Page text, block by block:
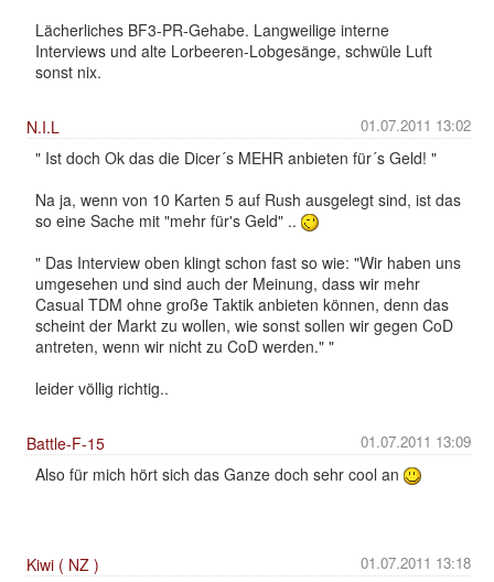
Lächerliches BF3-PR-Gehabe. Langweilige interne
Interviews und alte Lorbeeren-Lobgesänge, schwüle Luft
sonst nix.
01.07.2011 13:02
N.I.L
" Ist doch Ok das die Dicer´s MEHR anbieten für´s Geld! "
Na ja, wenn von 10 Karten 5 auf Rush ausgelegt sind, ist das
so eine Sache mit "mehr für's Geld" ..
" Das Interview oben klingt schon fast so wie: "Wir haben uns
umgesehen und sind auch der Meinung, dass wir mehr
Casual TDM ohne große Taktik anbieten können, denn das
scheint der Markt zu wollen, wie sonst sollen wir gegen CoD
antreten, wenn wir nicht zu CoD werden." "
leider völlig richtig..
01.07.2011 13:09
Battle-F-15
Also für mich hört sich das Ganze doch sehr cool an
01.07.2011 13:18
Kiwi ( NZ )